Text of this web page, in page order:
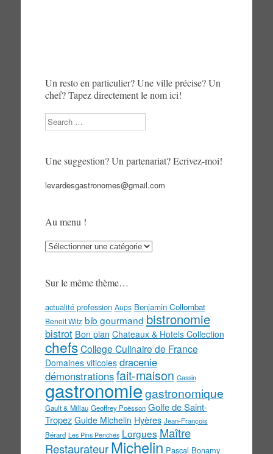
Un resto en particulier? Une ville précise? Un
chef? Tapez directement le nom ici!
Search
Une suggestion? Un partenariat? Ecrivez-moi!
levardesgastronomes@gmail.com
Au menu !
Au
Sur le même thème…
actualité profession Aups Benjamin Collombat
Benoit Witz bib gourmand bistronomie
bistrot Bon plan Chateaux & Hotels Collection
chefs College Culinaire de France
Domaines viticoles dracenie
démonstrationsfait-maison Gassin
gastronomiegastronomique
Gault & Millau Geoffrey Poësson Golfe de Saint-
Tropez Guide Michelin Hyères Jean-François
Bérard Les Pins Penchés Lorgues Maître
Restaurateur Michelin Pascal Bonamy